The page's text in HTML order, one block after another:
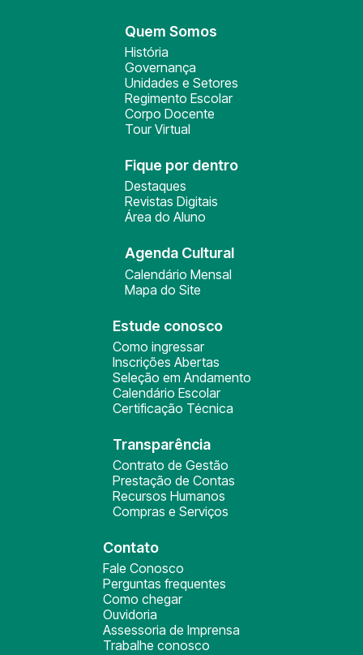
Quem Somos
História
Governança
Unidades e Setores
Regimento Escolar
Corpo Docente
Tour Virtual
Fique por dentro
Destaques
Revistas Digitais
Área do Aluno
Agenda Cultural
Calendário Mensal
Mapa do Site
Estude conosco
Como ingressar
Inscrições Abertas
Seleção em Andamento
Calendário Escolar
Certificação Técnica
Transparência
Contrato de Gestão
Prestação de Contas
Recursos Humanos
Compras e Serviços
Contato
Fale Conosco
Perguntas frequentes
Como chegar
Ouvidoria
Assessoria de Imprensa
Trabalhe conosco